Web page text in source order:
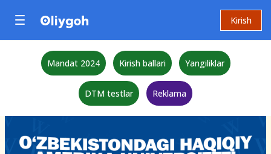
Kirish
Mandat 2024 Kirish ballari Yangiliklar
DTM testlar Reklama